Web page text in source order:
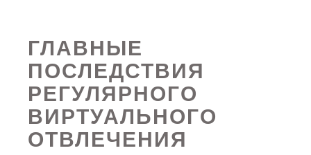
ГЛАВНЫЕ
ПОСЛЕДСТВИЯ
РЕГУЛЯРНОГО
ВИРТУАЛЬНОГО
ОТВЛЕЧЕНИЯ